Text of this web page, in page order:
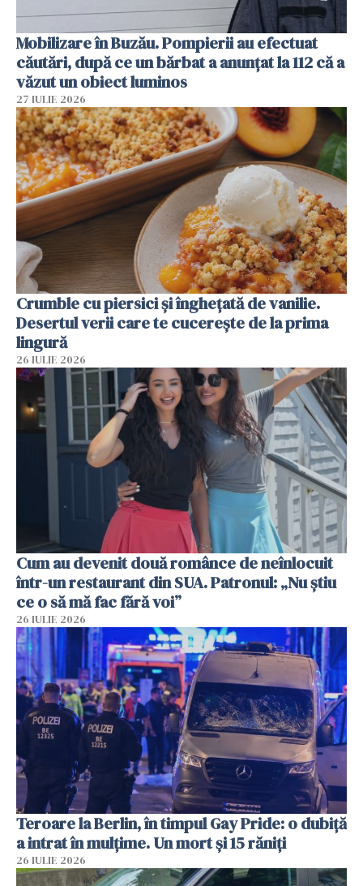
Mobilizare în Buzău. Pompierii au efectuat
căutări, după ce un bărbat a anunțat la 112 că a
văzut un obiect luminos
27 IULIE 2026
Crumble cu piersici și înghețată de vanilie.
Desertul verii care te cucerește de la prima
lingură
26 IULIE 2026
Cum au devenit două românce de neînlocuit
într-un restaurant din SUA. Patronul: „Nu știu
ce o să mă fac fără voi”
26 IULIE 2026
Teroare la Berlin, în timpul Gay Pride: o dubiță
a intrat în mulțime. Un mort și 15 răniți
26 IULIE 2026